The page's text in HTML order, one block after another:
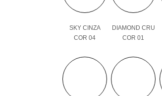
SKY CINZA
COR 04
DIAMOND CRU
COR 01